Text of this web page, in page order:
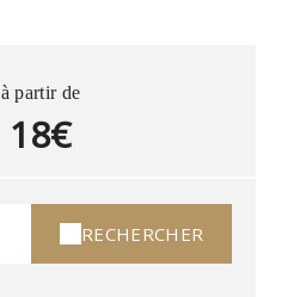
à partir de
18€
RECHERCHER